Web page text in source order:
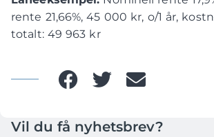
rente 21,66%, 45 000 kr, o/1 år,
totalt: 49 963 kr
Vil du få nyhetsbrev?